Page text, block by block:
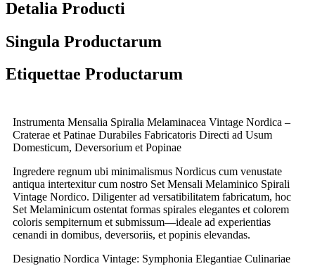
Detalia Producti
Singula Productarum
Etiquettae Productarum
Instrumenta Mensalia Spiralia Melaminacea Vintage Nordica –
Craterae et Patinae Durabiles Fabricatoris Directi ad Usum
Domesticum, Deversorium et Popinae
Ingredere regnum ubi minimalismus Nordicus cum venustate
antiqua intertexitur cum nostro Set Mensali Melaminico Spirali
Vintage Nordico. Diligenter ad versatibilitatem fabricatum, hoc
Set Melaminicum ostentat formas spirales elegantes et colorem
coloris sempiternum et submissum—ideale ad experientias
cenandi in domibus, deversoriis, et popinis elevandas.
Designatio Nordica Vintage: Symphonia Elegantiae Culinariae